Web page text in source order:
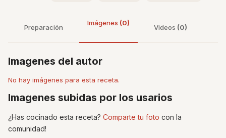
Preparación
Imágenes (0)
Videos (0)
Imagenes del autor
No hay imágenes para esta receta.
Imagenes subidas por los usarios
¿Has cocinado esta receta? Comparte tu foto con la
comunidad!